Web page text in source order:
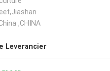
,CHINA
Leverancier